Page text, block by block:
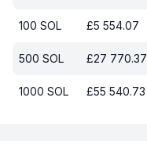
100 SOL £5 554.07
500 SOL £27 770.37
1000 SOL £55 540.73